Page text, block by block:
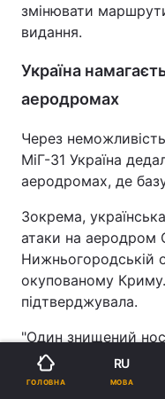
змінювати
видання.
Україна
аеродромах
Через
МіГ-31 Україна
аеродромах, де
Зокрема,
атаки на аеродром
Нижньогородській
окупованому Криму.
підтверджувала.
"Один знищений
яку Росія не може
зазначають автори
ГОЛОВНА
RU
МОВА